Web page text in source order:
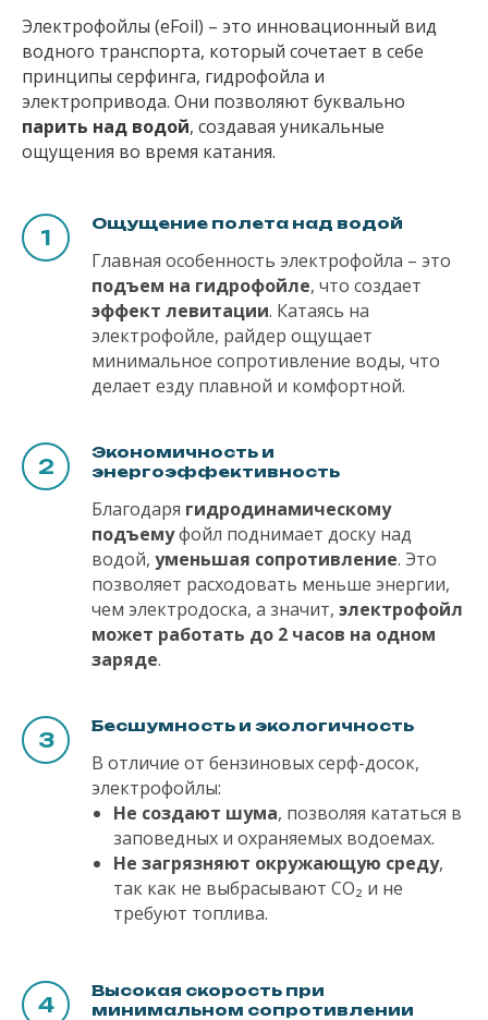
Электрофойлы (eFoil) – это инновационный вид
водного транспорта, который сочетает в себе
принципы серфинга, гидрофойла и
электропривода. Они позволяют буквально
парить над водой, создавая уникальные
ощущения во время катания.
Ощущение полета над водой
Главная особенность электрофойла – это
подъем на гидрофойле, что создает
эффект левитации. Катаясь на
электрофойле, райдер ощущает
минимальное сопротивление воды, что
делает езду плавной и комфортной.
Экономичность и
энергоэффективность
Благодаря гидродинамическому
подъемуфойл поднимает доску над
водой, уменьшая сопротивление. Это
позволяет расходовать меньше энергии,
чем электродоска, а значит, электрофойл
может работать до 2 часов на одном
заряде.
Бесшумность и экологичность
В отличие от бензиновых серф-досок,
электрофойлы:
Не создают шума, позволяя кататься в
заповедных и охраняемых водоемах.
Не загрязняют окружающую среду,
так как не выбрасывают CO₂ и не
требуют топлива.
Высокая скорость при
минимальном сопротивлении